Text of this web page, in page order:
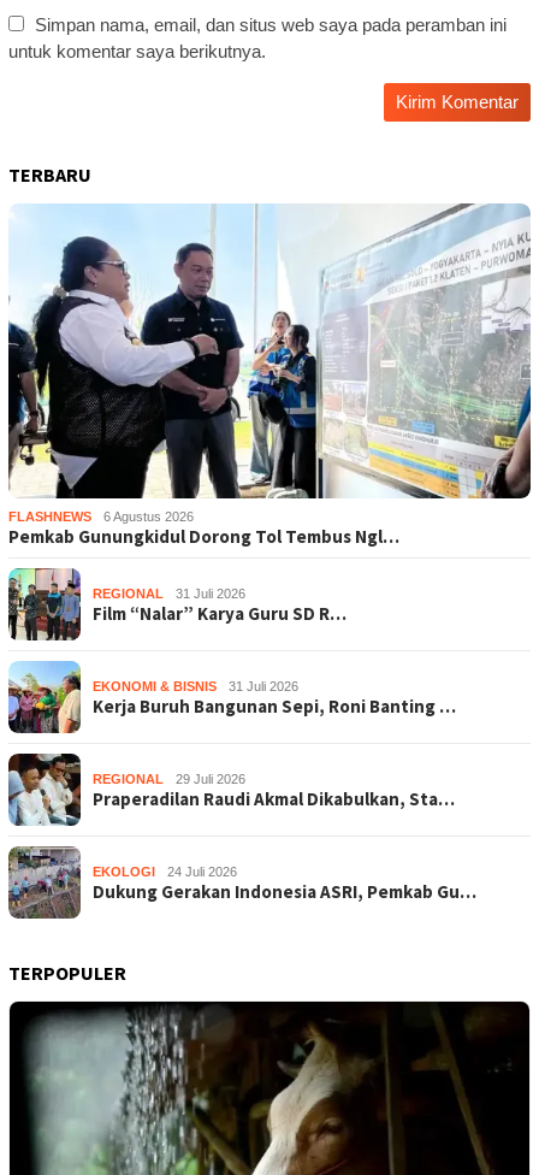
Simpan nama, email, dan situs web saya pada peramban ini
untuk komentar saya berikutnya.
TERBARU
FLASHNEWS 6 Agustus 2026
Pemkab Gunungkidul Dorong Tol Tembus Ngl…
REGIONAL 31 Juli 2026
Film “Nalar” Karya Guru SD R…
EKONOMI & BISNIS 31 Juli 2026
Kerja Buruh Bangunan Sepi, Roni Banting …
REGIONAL 29 Juli 2026
Praperadilan Raudi Akmal Dikabulkan, Sta…
EKOLOGI 24 Juli 2026
Dukung Gerakan Indonesia ASRI, Pemkab Gu…
TERPOPULER